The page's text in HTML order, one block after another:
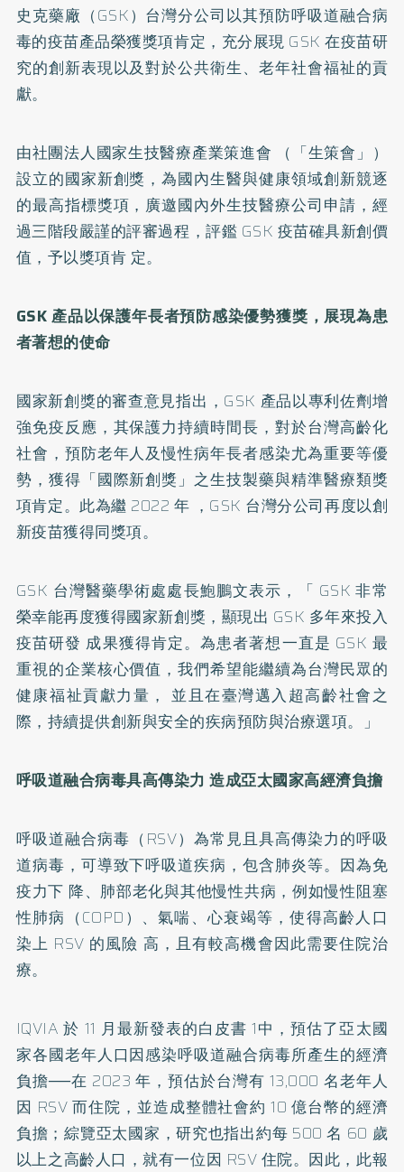
史克藥廠（GSK）台灣分公司以其預防呼吸道融合病
毒的疫苗產品榮獲獎項肯定，充分展現 GSK 在疫苗研
究的創新表現以及對於公共衛生、老年社會福祉的貢
獻。
由社團法人國家生技醫療產業策進會 （「生策會」）
設立的國家新創獎，為國內生醫與健康領域創新競逐
的最高指標獎項，廣邀國內外生技醫療公司申請，經
過三階段嚴謹的評審過程，評鑑 GSK 疫苗確具新創價
值，予以獎項肯 定。
GSK 產品以保護年長者預防感染優勢獲獎，展現為患
者著想的使命
國家新創獎的審查意見指出，GSK 產品以專利佐劑增
強免疫反應，其保護力持續時間長，對於台灣高齡化
社會，預防老年人及慢性病年長者感染尤為重要等優
勢，獲得「國際新創獎」之生技製藥與精準醫療類獎
項肯定。此為繼 2022 年 ，GSK 台灣分公司再度以創
新疫苗獲得同獎項。
GSK 台灣醫藥學術處處長鮑鵬文表示，「 GSK 非常
榮幸能再度獲得國家新創獎，顯現出 GSK 多年來投入
疫苗研發 成果獲得肯定。為患者著想一直是 GSK 最
重視的企業核心價值，我們希望能繼續為台灣民眾的
健康福祉貢獻力量， 並且在臺灣邁入超高齡社會之
際，持續提供創新與安全的疾病預防與治療選項。」
呼吸道融合病毒具高傳染力 造成亞太國家高經濟負擔
呼吸道融合病毒（RSV）為常見且具高傳染力的呼吸
道病毒，可導致下呼吸道疾病，包含肺炎等。因為免
疫力下 降、肺部老化與其他慢性共病，例如慢性阻塞
性肺病（COPD）、氣喘、心衰竭等，使得高齡人口
染上 RSV 的風險 高，且有較高機會因此需要住院治
療。
IQVIA 於 11 月最新發表的白皮書 1中，預估了亞太國
家各國老年人口因感染呼吸道融合病毒所產生的經濟
負擔──在 2023 年，預估於台灣有 13,000 名老年人
因 RSV 而住院，並造成整體社會約 10 億台幣的經濟
負擔；綜覽亞太國家，研究也指出約每 500 名 60 歲
以上之高齡人口，就有一位因 RSV 住院。因此，此報